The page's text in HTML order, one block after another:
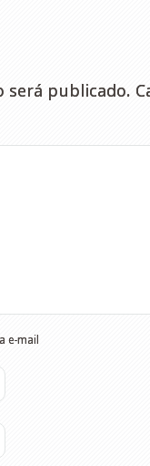
será publicado.
e-mail